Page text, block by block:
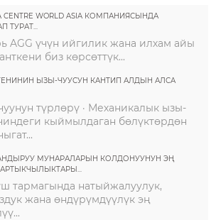
CENTRE WORLD ASIA КОМПАНИЯСЫНДА
ТУРАТ...
AGG үчүн ийгилик жана илхам айы
биз көрсөттүк...
ЫЗЫ-ЧУУСУН КАНТИП АЛДЫН АЛСА
түрлөрү · Механикалык ызы-
кыймылдаган бөлүктөрдөн
МУНАРАЛАРЫН КОЛДОНУУНУН ЭҢ
АРТЫКЧЫЛЫКТАРЫ...
тармагында натыйжалуулук,
жана өндүрүмдүүлүк эң